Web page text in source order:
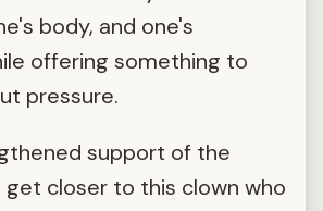
body, and one's
offering something to
pressure.
support of the
get closer to this clown who